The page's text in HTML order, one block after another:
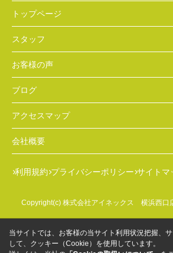
トップページ
スタッフ
お客様の声
ブログ
アクセスマップ
会社概要
利用規約 プライバシーポリシー サイトマ
Copyright(c) 株式会社アイネックス 横浜西口
当サイトでは、お客様の当サイト利用状況把握、
して、クッキー（Cookie）を使用しています。